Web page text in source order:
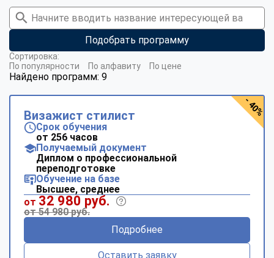
Подобрать программу
Найдено программ: 9
Сортировка:
По популярности
По алфавиту По цене
Визажист стилист
Срок обучения
от 256 часов
Получаемый документ
Диплом о профессиональной
переподготовке
Обучение на базе
Высшее, среднее
от 32 980 руб.
от 54 980 руб.
Подробнее
Оставить заявку
- 40%